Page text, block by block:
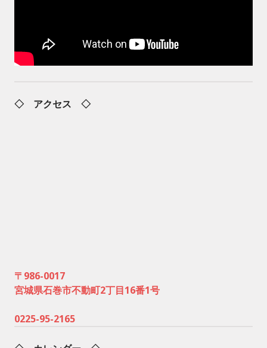
◇ アクセス ◇
〒986-0017
宮城県石巻市不動町2丁目16番1号
0225-95-2165